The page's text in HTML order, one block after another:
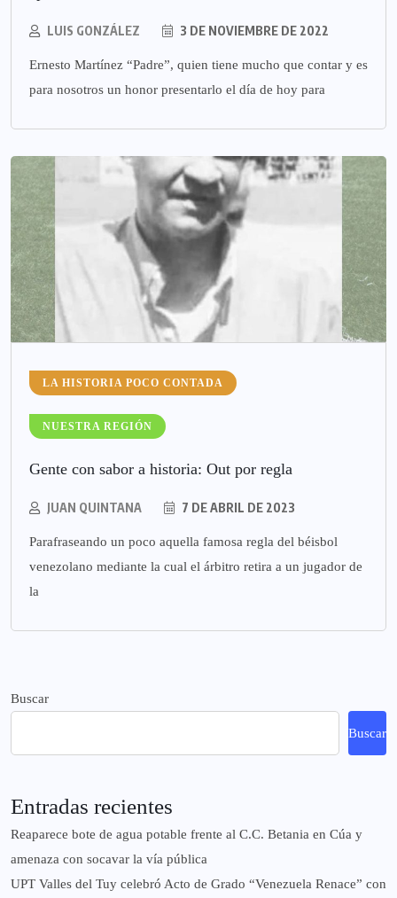
LUIS GONZÁLEZ 3 DE NOVIEMBRE DE 2022
Ernesto Martínez “Padre”, quien tiene mucho que contar y es
para nosotros un honor presentarlo el día de hoy para
LA HISTORIA POCO CONTADA
NUESTRA REGIÓN
Gente con sabor a historia: Out por regla
JUAN QUINTANA 7 DE ABRIL DE 2023
Parafraseando un poco aquella famosa regla del béisbol
venezolano mediante la cual el árbitro retira a un jugador de
la
Buscar
Buscar
Entradas recientes
Reaparece bote de agua potable frente al C.C. Betania en Cúa y
amenaza con socavar la vía pública
UPT Valles del Tuy celebró Acto de Grado “Venezuela Renace” con